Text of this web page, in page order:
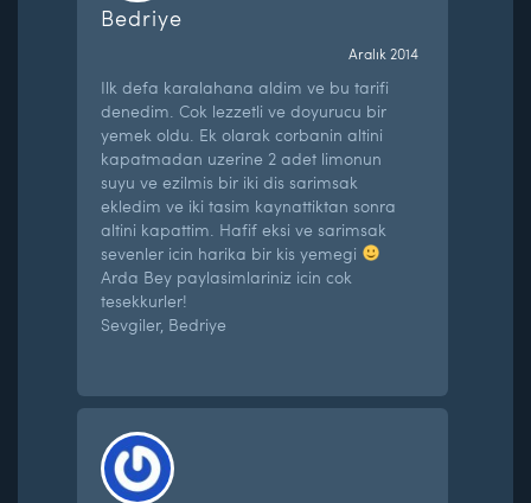
Bedriye
Aralık 2014
Ilk defa karalahana aldim ve bu tarifi
denedim. Cok lezzetli ve doyurucu bir
yemek oldu. Ek olarak corbanin altini
kapatmadan uzerine 2 adet limonun
suyu ve ezilmis bir iki dis sarimsak
ekledim ve iki tasim kaynattiktan sonra
altini kapattim. Hafif eksi ve sarimsak
sevenler icin harika bir kis yemegi
Arda Bey paylasimlariniz icin cok
tesekkurler!
Sevgiler, Bedriye